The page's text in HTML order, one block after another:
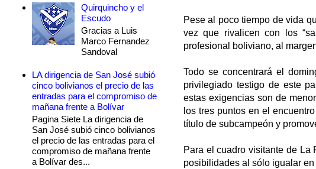
Pese al poco tiempo de vida
vez que rivalicen con los
profesional boliviano, al
Todo se concentrará el
privilegiado testigo de este
estas exigencias son de
los tres puntos en el
título de subcampeón y
Para el cuadro visitante de La
posibilidades al sólo igualar
Quirquincho y el
Escudo
Gracias a Luis
Marco Fernandez
Sandoval
LA dirigencia de San José subió
cinco bolivianos el precio de las
entradas para el compromiso de
mañana frente a Bolívar
Pagina Siete La dirigencia de
San José subió cinco bolivianos
el precio de las entradas para el
compromiso de mañana frente
a Bolívar des...